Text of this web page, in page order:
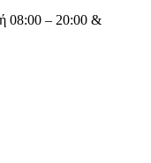
08:00 – 20:00 &